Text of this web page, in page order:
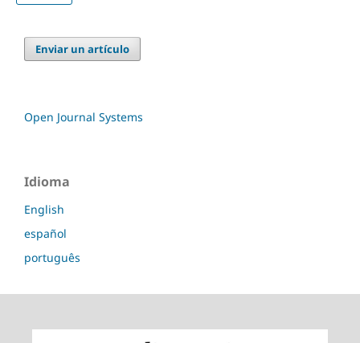
Enviar un artículo
Open Journal Systems
Idioma
English
español
português